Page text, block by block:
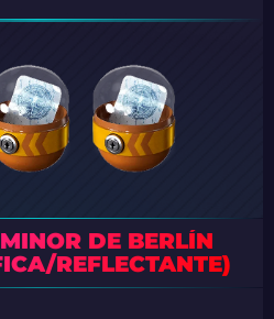
DE BERLÍN
REFLECTANTE)